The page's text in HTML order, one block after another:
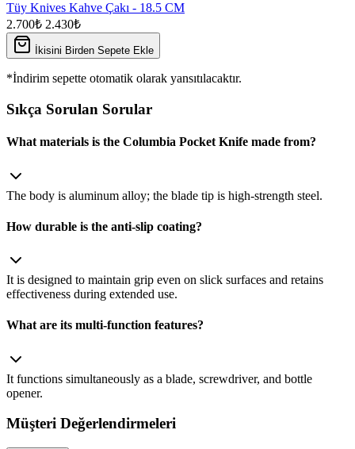
Tüy Knives Kahve Çakı - 18.5 CM
2.700₺ 2.430₺
İkisini Birden Sepete Ekle
*İndirim sepette otomatik olarak yansıtılacaktır.
Sıkça Sorulan Sorular
What materials is the Columbia Pocket Knife made from?
The body is aluminum alloy; the blade tip is high‑strength steel.
How durable is the anti‑slip coating?
It is designed to maintain grip even on slick surfaces and retains
effectiveness during extended use.
What are its multi‑function features?
It functions simultaneously as a blade, screwdriver, and bottle
opener.
Müşteri Değerlendirmeleri